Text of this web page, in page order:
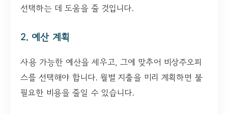
선택하는 데 도움을 줄 것입니다.
2. 예산 계획
사용 가능한 예산을 세우고, 그에 맞추어 비상주오피
스를 선택해야 합니다. 월별 지출을 미리 계획하면 불
필요한 비용을 줄일 수 있습니다.